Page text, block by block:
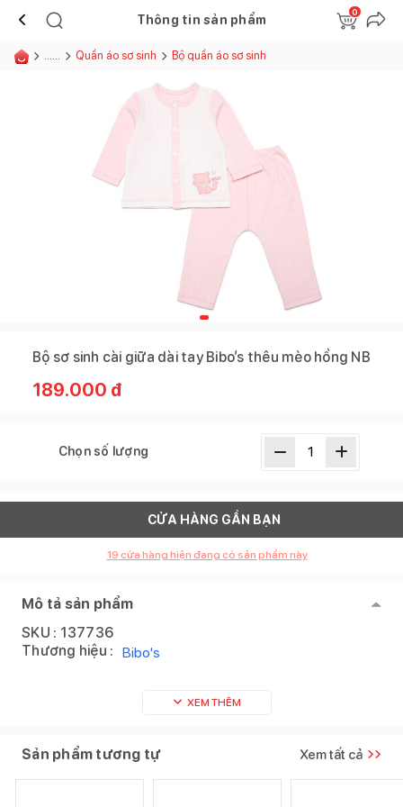
Thông tin sản phẩm
0
...... Quần áo sơ sinh Bộ quần áo sơ sinh
Bộ sơ sinh cài giữa dài tay Bibo’s thêu mèo hồng NB
189.000 đ
Chọn số lượng
CỬA HÀNG GẦN BẠN
19 cửa hàng hiện đang có sản phẩm này
Mô tả sản phẩm
SKU : 137736
Thương hiệu : Bibo's
XEM THÊM
Sản phẩm tương tự Xem tất cả